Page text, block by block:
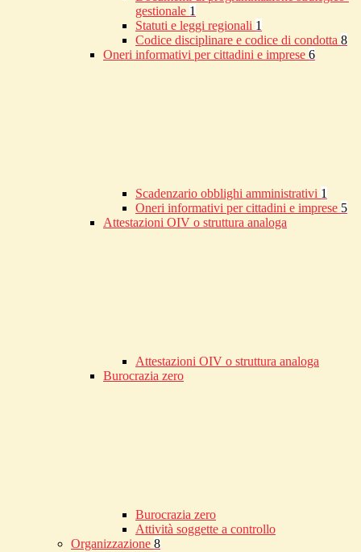
gestionale 1
Statuti e leggi regionali 1
Codice disciplinare e codice di condotta 8
Oneri informativi per cittadini e imprese 6
Scadenzario obblighi amministrativi 1
Oneri informativi per cittadini e imprese 5
Attestazioni OIV o struttura analoga
Attestazioni OIV o struttura analoga
Burocrazia zero
Burocrazia zero
Attività soggette a controllo
Organizzazione 8